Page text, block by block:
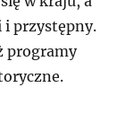
i przystępny.
programy